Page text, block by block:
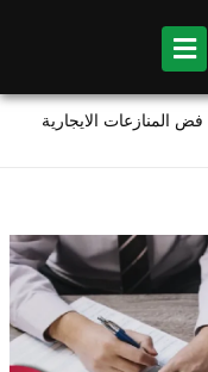
فض المنازعات الايجارية